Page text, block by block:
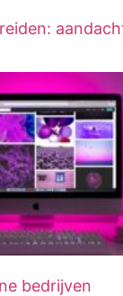
bedrijven